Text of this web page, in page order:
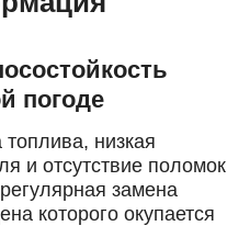
погоде
низкая
и отсутствие поломок
замена
которого окупается
Далее